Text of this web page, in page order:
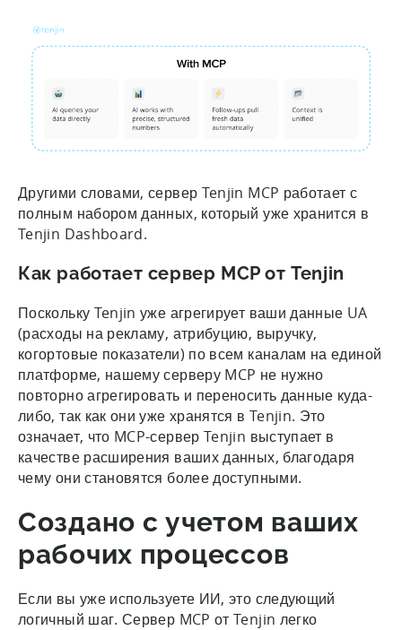
Другими словами, сервер Tenjin MCP работает с
полным набором данных, который уже хранится в
Tenjin Dashboard.
Как работает сервер MCP от Tenjin
Поскольку Tenjin уже агрегирует ваши данные UA
(расходы на рекламу, атрибуцию, выручку,
когортовые показатели) по всем каналам на единой
платформе, нашему серверу MCP не нужно
повторно агрегировать и переносить данные куда-
либо, так как они уже хранятся в Tenjin. Это
означает, что MCP-сервер Tenjin выступает в
качестве расширения ваших данных, благодаря
чему они становятся более доступными.
Создано с учетом ваших
рабочих процессов
Если вы уже используете ИИ, это следующий
логичный шаг. Сервер MCP от Tenjin легко